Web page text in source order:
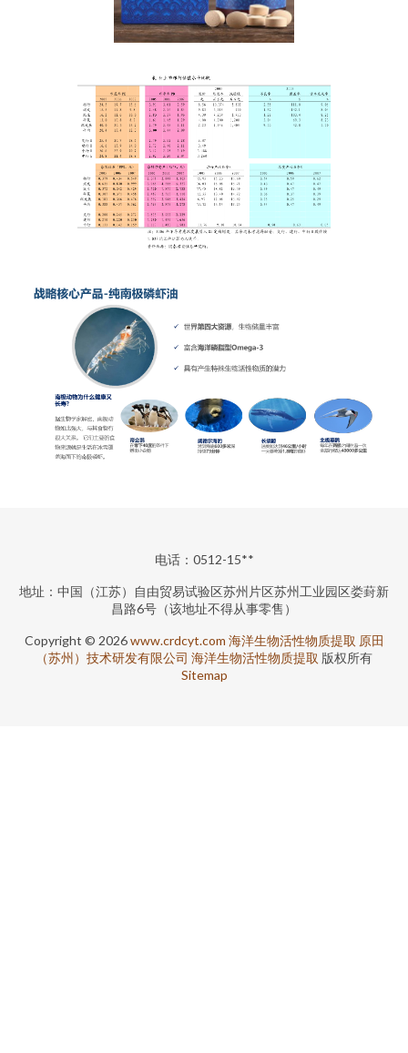
电话：0512-15**
地址：中国（江苏）自由贸易试验区苏州片区苏州工业园区娄葑新
昌路6号（该地址不得从事零售）
Copyright © 2026www.crdcyt.com 海洋生物活性物质提取 原田
（苏州）技术研发有限公司 海洋生物活性物质提取 版权所有
Sitemap